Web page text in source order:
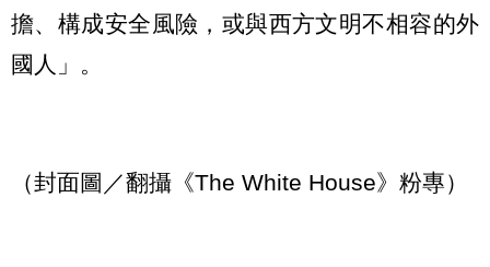
擔、構成安全風險，或與西方文明不相容的外
國人」。
（封面圖／翻攝《The White House》粉專）